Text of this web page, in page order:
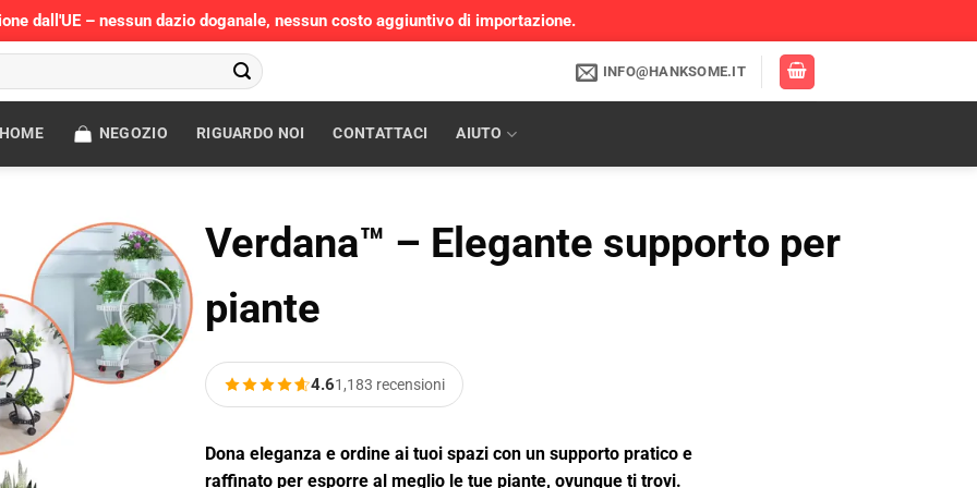
dall'UE – nessun dazio doganale, nessun costo aggiuntivo di importazione.
INFO@HANKSOME.IT
HOME NEGOZIO RIGUARDO NOI CONTATTACI AIUTO
Verdana™ – Elegante supporto per
piante
4.61,183 recensioni
Dona eleganza e ordine ai tuoi spazi con un supporto pratico e
raffinato per esporre al meglio le tue piante, ovunque ti trovi.